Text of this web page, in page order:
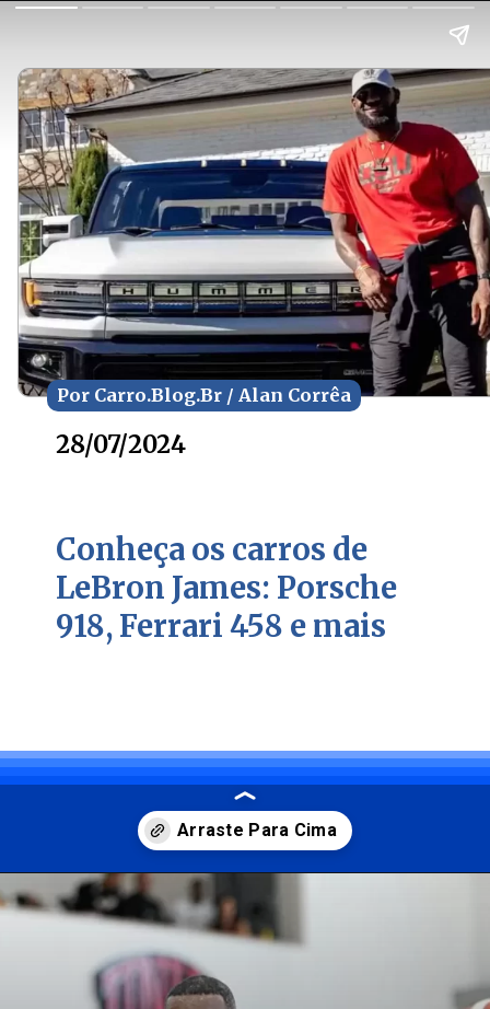
28/07/2024
Conheça os carros de
LeBron James: Porsche
918, Ferrari 458 e mais
Por Carro.Blog.Br / Alan Corrêa
Por Carro.Blog.Br / Alan Corrêa
Opening